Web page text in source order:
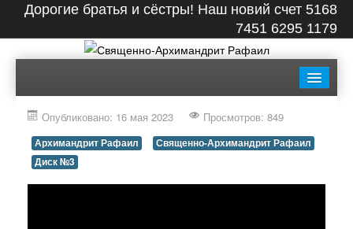
Дорогие братья и сёстры! Наш новий счет 5168
7451 6295 1179
ГЛАВНАЯ ЛЕНТА
СТАТЬИ
КНИГИ ФОТО КОНТАКТЫ
Опубликовано: 16 мая 2023 Просмотров: 849
Архимандрит Рафаил
Священно-Архимандрит Рафаил
Диск №3